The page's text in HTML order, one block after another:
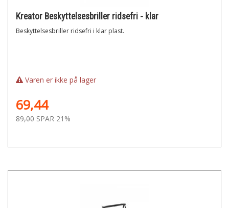
Kreator Beskyttelsesbriller ridsefri - klar
Beskyttelsesbriller ridsefri i klar plast.
Varen er ikke på lager
69,44
89,00 SPAR 21%